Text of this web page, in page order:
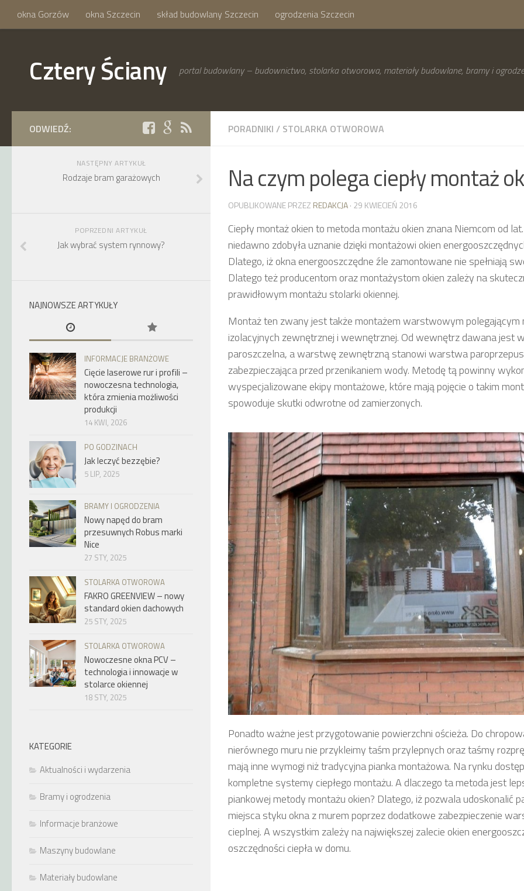
okna Gorzów okna Szczecin skład budowlany Szczecin ogrodzenia Szczecin
Cztery Ściany portal budowlany – budownictwo, stolarka otworowa, materiały budowlane, bramy i
PORADNIKI / STOLARKA OTWOROWA
Na czym polega ciepły montaż
OPUBLIKOWANE PRZEZ REDAKCJA· 29 KWIECIEŃ 2016
Ciepły montaż okien to metoda montażu okien znana Niemcom od
niedawno zdobyła uznanie dzięki montażowi okien
Dlatego, iż okna energooszczędne źle zamontowane nie spełniają
Dlatego też producentom oraz montażystom okien zależy na
prawidłowym montażu stolarki okiennej.
Montaż ten zwany jest także montażem warstwowym
izolacyjnych zewnętrznej i wewnętrznej. Od wewnętrz dawana jest
paroszczelna, a warstwę zewnętrzną stanowi warstwa
zabezpieczająca przed przenikaniem wody. Metodę tą powinny
wyspecjalizowane ekipy montażowe, które mają pojęcie o takim
spowoduje skutki odwrotne od zamierzonych.
Ponadto ważne jest przygotowanie powierzchni ościeża. Do
nierównego muru nie przykleimy taśm przylepnych oraz taśmy
mają inne wymogi niż tradycyjna pianka montażowa. Na rynku
kompletne systemy ciepłego montażu. A dlaczego ta metoda jest
piankowej metody montażu okien? Dlatego, iż pozwala udoskonalić
miejsca styku okna z murem poprzez dodatkowe zabezpieczenie
cieplnej. A wszystkim zależy na największej zalecie okien
oszczędności ciepła w domu.
ODWIEDŹ:
NASTĘPNY ARTYKUŁ
Rodzaje bram garażowych
POPRZEDNI ARTYKUŁ
Jak wybrać system rynnowy?
NAJNOWSZE ARTYKUŁY
INFORMACJE BRANŻOWE
Cięcie laserowe rur i profili –
nowoczesna technologia,
która zmienia możliwości
produkcji
14 KWI, 2026
PO GODZINACH
Jak leczyć bezzębie?
5 LIP, 2025
BRAMY I OGRODZENIA
Nowy napęd do bram
przesuwnych Robus marki
Nice
27 STY, 2025
STOLARKA OTWOROWA
FAKRO GREENVIEW – nowy
standard okien dachowych
25 STY, 2025
STOLARKA OTWOROWA
Nowoczesne okna PCV –
technologia i innowacje w
stolarce okiennej
18 STY, 2025
KATEGORIE
Aktualności i wydarzenia
Bramy i ogrodzenia
Informacje branżowe
Maszyny budowlane
Materiały budowlane